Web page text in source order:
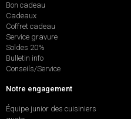
Bon cadeau
Cadeaux
Coffret cadeau
Service gravure
Soldes 20%
Bulletin info
Conseils/Service
Notre engagement
Équipe junior des cuisiniers